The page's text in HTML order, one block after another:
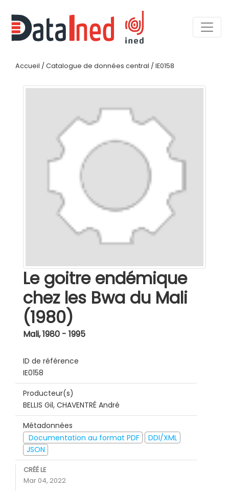
Accueil / Catalogue de données central / IE0158
Le goitre endémique
chez les Bwa du Mali
(1980)
Mali,1980 - 1995
ID de référence
IE0158
Producteur(s)
BELLIS Gil, CHAVENTRÉ André
Métadonnées
Documentation au format PDF
DDI/XML
JSON
CRÉÉ LE
Mar 04, 2022